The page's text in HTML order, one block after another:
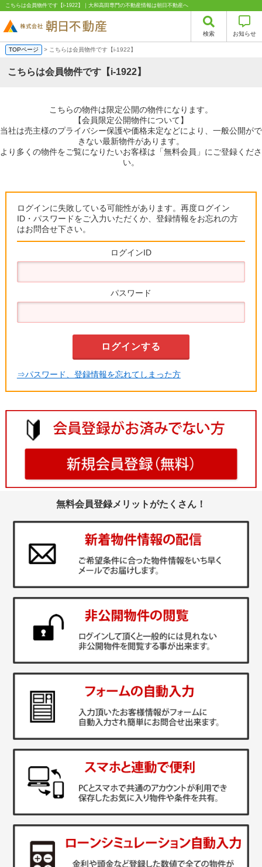
こちらは会員物件です【i-1922】｜大和高田専門の不動産情報は朝日不動産へ
検索 お知らせ
TOPページ > こちらは会員物件です【i-1922】
こちらは会員物件です【i-1922】
こちらの物件は限定公開の物件になります。
【会員限定公開物件について】
当社は売主様のプライバシー保護や価格未定などにより、一般公開がで
きない最新物件があります。
より多くの物件をご覧になりたいお客様は「無料会員」にご登録くださ
い。
ログインに失敗している可能性があります。再度ログイン
ID・パスワードをご入力いただくか、登録情報をお忘れの方
はお問合せ下さい。
ログインID
パスワード
⇒パスワード、登録情報を忘れてしまった方
無料会員登録メリットがたくさん！